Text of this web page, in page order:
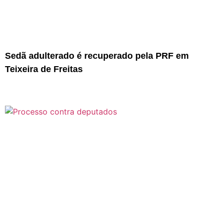
Sedã adulterado é recuperado pela PRF em
Teixeira de Freitas